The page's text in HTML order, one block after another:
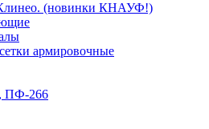
(новинки КНАУФ!)
армировочные
ПФ-266